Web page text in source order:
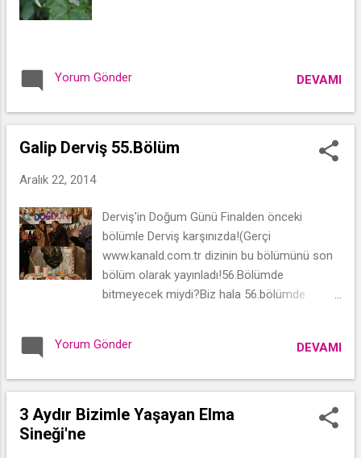
Yorum Gönder DEVAMI
Galip Derviş 55.Bölüm
Aralık 22, 2014
Derviş'in Doğum Günü Finalden önceki
bölümle Derviş karşınızda!(Gerçi
www.kanald.com.tr dizinin bu bölümünü son
bölüm olarak yayınladı!56.Bölümde
bitmeyecek miydi?Biz hala 56.bölümde
Yorum Gönder DEVAMI
3 Aydır Bizimle Yaşayan Elma
Sineği'ne